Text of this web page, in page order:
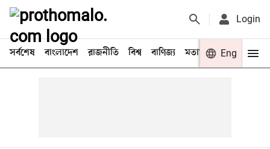
Login
সর্বশেষ বাংলাদেশ রাজনীতি বিশ্ব বাণিজ্য মতামত খেলা
Eng